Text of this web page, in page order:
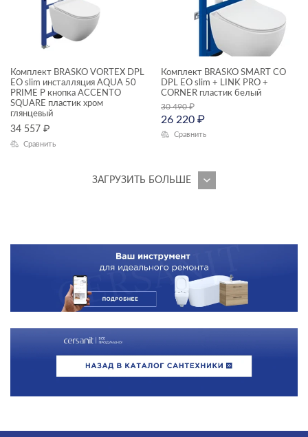
Комплект BRASKO VORTEX DPL
EO slim инсталляция AQUA 50
PRIME P кнопка ACCENTO
SQUARE пластик хром
глянцевый
34 557 ₽
Сравнить
Комплект BRASKO SMART CO
DPL EO slim + LINK PRO +
CORNER пластик белый
30 490₽
26 220 ₽
Сравнить
ЗАГРУЗИТЬ БОЛЬШЕ